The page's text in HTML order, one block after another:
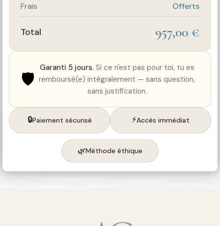
Frais
Offerts
Total 957,00 €
🛡️
Garanti 5 jours.Si ce n'est pas pour toi, tu es
remboursé(e) intégralement — sans question,
sans justification.
🔒Paiement sécurisé ⚡Accès immédiat
🌿Méthode éthique